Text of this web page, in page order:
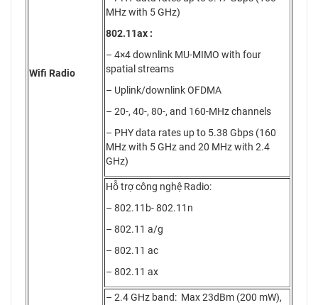
Wifi Radio
MHz with 5 GHz)
802.11ax :
– 4×4 downlink MU-MIMO with four
spatial streams
– Uplink/downlink OFDMA
– 20-, 40-, 80-, and 160-MHz channels
– PHY data rates up to 5.38 Gbps (160
MHz with 5 GHz and 20 MHz with 2.4
GHz)
Hỗ trợ công nghệ Radio:
– 802.11b- 802.11n
– 802.11 a/g
– 802.11 ac
– 802.11 ax
– 2.4 GHz band: Max 23dBm (200 mW),